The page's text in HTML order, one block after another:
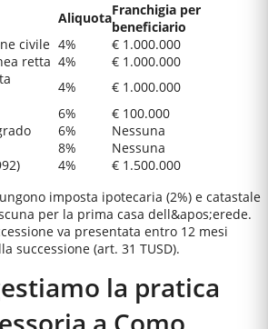
AliquotaFranchigia per
beneficiario
civile 4%
€ 1.000.000
retta 4%
€ 1.000.000
4%
€ 1.000.000
6%
€ 100.000
6%
Nessuna
8%
Nessuna
4%
€ 1.500.000
imposta ipotecaria (2%) e catastale
per la prima casa dell&apos;erede.
va presentata entro 12 mesi
successione (art. 31 TUSD).
la pratica